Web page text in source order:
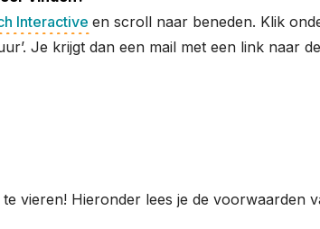
Interactiveen scroll naar beneden. Klik
Je krijgt dan een mail met een link naar
vieren! Hieronder lees je de voorwaarden